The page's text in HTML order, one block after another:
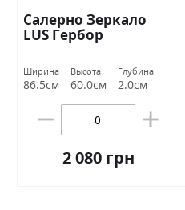
Салерно Зеркало
LUS Гербор
Ширина
86.5см
Высота
60.0см
Глубина
2.0см
2 080 грн